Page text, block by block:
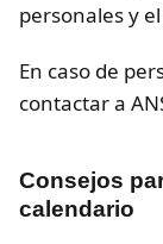
personales y
En caso de
contactar a
Consejos
calendario